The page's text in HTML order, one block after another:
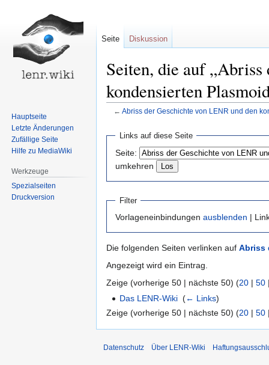
Seiten, die auf
kondensierten
← Abriss der Geschichte von LENR und den
Navigation
springen
springen
Links auf diese Seite
Seite:
umkehren
Filter
Vorlageneinbindungen ausblenden |
Die folgenden Seiten verlinken auf Abriss
Angezeigt wird ein Eintrag.
Zeige (vorherige 50 | nächste 50) (20 | 50
Das LENR-Wiki ‎(← Links)
Zeige (vorherige 50 | nächste 50) (20 | 50
Seite Diskussion
Hauptseite
Letzte Änderungen
Zufällige Seite
Hilfe zu MediaWiki
Werkzeuge
Spezialseiten
Druckversion
Datenschutz Über LENR-Wiki